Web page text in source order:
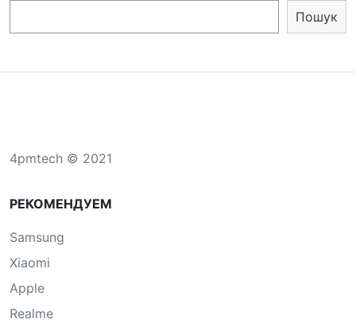
Пошук
4pmtech © 2021
РЕКОМЕНДУЕМ
Samsung
Xiaomi
Apple
Realme